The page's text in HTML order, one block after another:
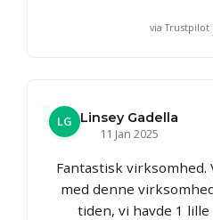
via Trustpilot
LG
Linsey Gadella
11 Jan 2025
Fantastisk
med denne
tiden, vi havde 1